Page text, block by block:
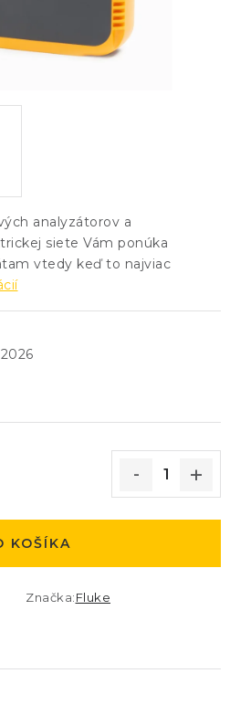
Slovník pojmov
analyzátorov a
siete Vám ponúka
vtedy keď to najviac
KOŠÍKA
Značka:Fluke